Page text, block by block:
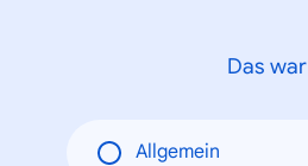
Das war
Allgemein